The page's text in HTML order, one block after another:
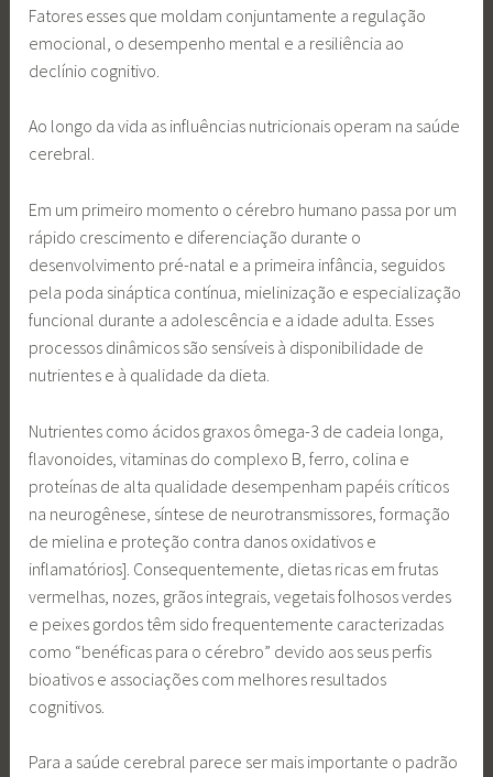
Fatores esses que moldam conjuntamente a regulação
emocional, o desempenho mental e a resiliência ao
declínio cognitivo.
Ao longo da vida as influências nutricionais operam na saúde
cerebral.
Em um primeiro momento o cérebro humano passa por um
rápido crescimento e diferenciação durante o
desenvolvimento pré-natal e a primeira infância, seguidos
pela poda sináptica contínua, mielinização e especialização
funcional durante a adolescência e a idade adulta. Esses
processos dinâmicos são sensíveis à disponibilidade de
nutrientes e à qualidade da dieta.
Nutrientes como ácidos graxos ômega-3 de cadeia longa,
flavonoides, vitaminas do complexo B, ferro, colina e
proteínas de alta qualidade desempenham papéis críticos
na neurogênese, síntese de neurotransmissores, formação
de mielina e proteção contra danos oxidativos e
inflamatórios]. Consequentemente, dietas ricas em frutas
vermelhas, nozes, grãos integrais, vegetais folhosos verdes
e peixes gordos têm sido frequentemente caracterizadas
como “benéficas para o cérebro” devido aos seus perfis
bioativos e associações com melhores resultados
cognitivos.
Para a saúde cerebral parece ser mais importante o padrão